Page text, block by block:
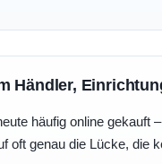
Händler,
häufig online gekauft
oft genau die Lücke, die